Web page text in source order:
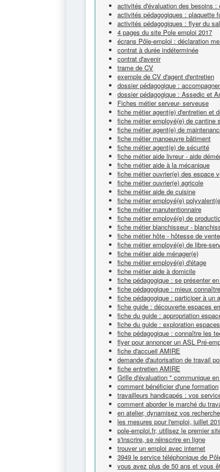
activités d'évaluation des besoins :
activités pédagogiques : plaquette
activités pédagogiques : flyer du
4 pages du site Pole emploi 2017
écrans Pôle-emploi : déclaration
contrat à durée indéterminée
contrat d'avenir
trame de CV
exemple de CV d'agent d'entretien
dossier pédagogique :
dossier pédagogique : Assedic et
Fiches métier serveur- serveuse
fiche métier agent(e) d'entretien et
fiche métier employé(e) de cantine
fiche métier agent(e) de
fiche métier manoeuvre bâtiment
fiche métier agent(e) de sécurité
fiche métier aide livreur - aide
fiche métier aide à la mécanique
fiche métier ouvrier(e) des espace
fiche métier ouvrier(e) agricole
fiche métier aide de cuisine
fiche métier employé(e)
fiche métier manutentionnaire
fiche métier employé(e) de
fiche métier blanchisseur -
fiche métier hôte - hôtesse de
fiche métier employé(e) de libre-
fiche métier aide ménager(e)
fiche métier employé(e) d'étage
fiche métier aide à domicile
fiche pédagogique : se présenter
fiche pédagogique : mieux
fiche pédagogique : participer à un
fiche guide : découverte espaces
fiche du guide : appropriation
fiche du guide : exploration
fiche pédagogique : connaître les
flyer pour annoncer un ASL Pré-
fiche d'accueil AMIRE
demande d'autorisation de travail
fiche entretien AMIRE
Grille d'évaluation " communique
comment bénéficier d'une formation
travailleurs handicapés : vos
comment aborder le marché du
en atelier, dynamisez vos
les mesures pour l'emploi, juillet
pole-emploi.fr, utilisez le premier
s'inscrire, se réinscrire en ligne
trouver un emploi avec internet
3949 le service téléphonique de
vous avez plus de 50 ans et vous